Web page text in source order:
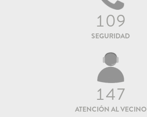
109
SEGURIDAD
147
ATENCIÓN AL VECINO